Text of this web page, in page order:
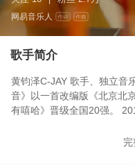
网易音乐人 作词 作曲
歌手简介
黄钧泽C-JAY 歌手、独立音
音》以一首改编版《北京北
有嘻哈》晋级全国20强。